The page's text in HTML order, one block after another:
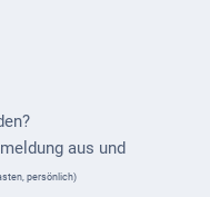
aus und
persönlich)